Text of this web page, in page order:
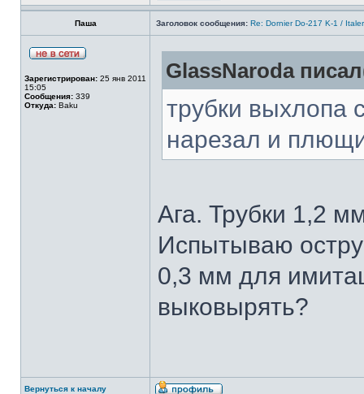
Паша Заголовок сообщения: Re: Dornier Do-217 K-1 /
Зарегистрирован: 25 янв 2011
15:05
Сообщения: 339
Откуда: Baku
GlassNaroda
трубки выхлопа
нарезал и
Ага. Трубки 1,2
Испытываю
0,3 мм для
выковырять?
Вернуться к началу